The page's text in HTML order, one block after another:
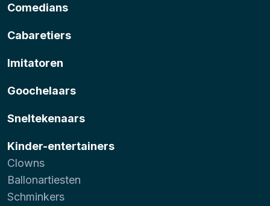
Comedians
Cabaretiers
Imitatoren
Goochelaars
Sneltekenaars
Kinder-entertainers
Clowns
Ballonartiesten
Schminkers